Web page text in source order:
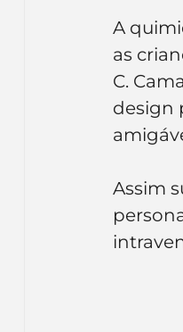
Ferramentas
Inteligência
A
as
C.
design
Assim